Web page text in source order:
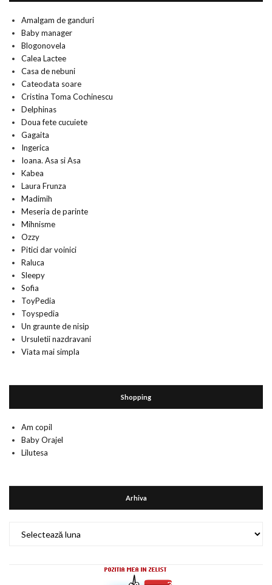
Amalgam de ganduri
Baby manager
Blogonovela
Calea Lactee
Casa de nebuni
Cateodata soare
Cristina Toma Cochinescu
Delphinas
Doua fete cucuiete
Gagaita
Ingerica
Ioana. Asa si Asa
Kabea
Laura Frunza
Madimih
Meseria de parinte
Mihnisme
Ozzy
Pitici dar voinici
Raluca
Sleepy
Sofia
ToyPedia
Toyspedia
Un graunte de nisip
Ursuletii nazdravani
Viata mai simpla
Shopping
Am copil
Baby Orajel
Lilutesa
Arhiva